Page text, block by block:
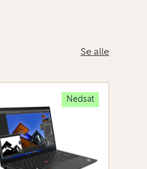
Se alle
Nedsat